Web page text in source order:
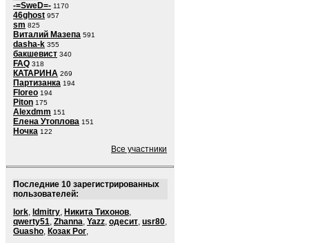
-=SweD=- 1170
46ghost 957
sm 825
Виталий Мазепа 591
dasha-k 355
бакшевист 340
FAQ 318
КАТАРИНА 269
Партизанка 194
Floreo 194
Piton 175
Alexdmm 151
Елена Утоплова 151
Ночка 122
Все участники
Последние 10 зарегистрированных
пользователей:
lork, ldmitry, Никита Тихонов,
qwerty51, Zhanna, Yazz, одесит, usr80,
Guasho, Козак Рог,